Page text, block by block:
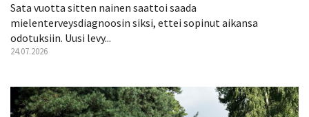
Sata vuotta sitten nainen saattoi saada
mielenterveysdiagnoosin siksi, ettei sopinut aikansa
odotuksiin. Uusi levy...
24.07.2026